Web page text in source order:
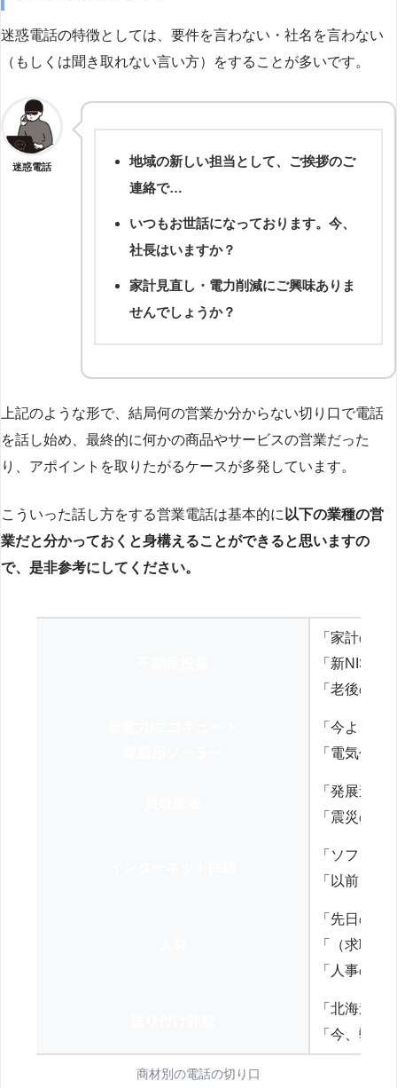
迷惑電話の特徴としては、要件を言わない・社名を言わない
（もしくは聞き取れない言い方）をすることが多いです。
迷惑電話
地域の新しい担当として、ご挨拶のご
連絡で…
いつもお世話になっております。今、
社長はいますか？
家計見直し・電力削減にご興味ありま
せんでしょうか？
上記のような形で、結局何の営業か分からない切り口で電話
を話し始め、最終的に何かの商品やサービスの営業だった
り、アポイントを取りたがるケースが多発しています。
こういった話し方をする営業電話は基本的に 以下の業種の営
業だと分かっておくと身構えることができると思いますの
で、是非参考にしてください。
「家計の見
「新NISA
「老後の
「今より
「電気代を
「発展途
「震災の
「ソフト
「以前、
「先日の
「（求職
「人事の方
「北海道
「今、弊
商材別の電話の切り口